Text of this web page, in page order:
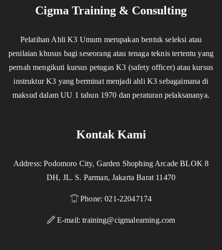
Cigma Training & Consulting
Pelatihan Ahli K3 Umum merupakan bentuk seleksi atau
penilaian khusus bagi seseorang atau tenaga teknis tertentu yang
pernah mengikuti kursus petugas K3 (safety officer) atau kursus
instruktur K3 yang berminat menjadi ahli K3 sebagaimana di
maksud dalam UU 1 tahun 1970 dan peraturan pelaksananya.
Kontak Kami
Address: Podomoro City, Garden Shophing Arcade BLOK 8
DH, JL. S. Parman, Jakarta Barat 11470
Phone: 021-22047174
E-mail:training@cigmalearning.com